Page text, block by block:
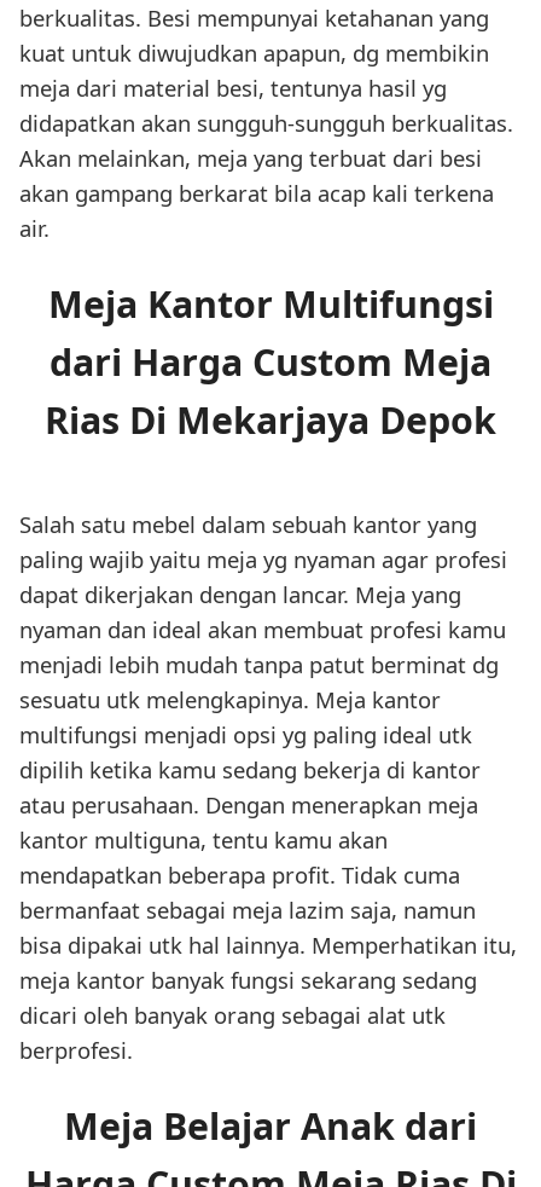
berkualitas. Besi mempunyai ketahanan yang
kuat untuk diwujudkan apapun, dg membikin
meja dari material besi, tentunya hasil yg
didapatkan akan sungguh-sungguh berkualitas.
Akan melainkan, meja yang terbuat dari besi
akan gampang berkarat bila acap kali terkena
air.
Meja Kantor Multifungsi
dari Harga Custom Meja
Rias Di Mekarjaya Depok
Salah satu mebel dalam sebuah kantor yang
paling wajib yaitu meja yg nyaman agar profesi
dapat dikerjakan dengan lancar. Meja yang
nyaman dan ideal akan membuat profesi kamu
menjadi lebih mudah tanpa patut berminat dg
sesuatu utk melengkapinya. Meja kantor
multifungsi menjadi opsi yg paling ideal utk
dipilih ketika kamu sedang bekerja di kantor
atau perusahaan. Dengan menerapkan meja
kantor multiguna, tentu kamu akan
mendapatkan beberapa profit. Tidak cuma
bermanfaat sebagai meja lazim saja, namun
bisa dipakai utk hal lainnya. Memperhatikan itu,
meja kantor banyak fungsi sekarang sedang
dicari oleh banyak orang sebagai alat utk
berprofesi.
Meja Belajar Anak dari